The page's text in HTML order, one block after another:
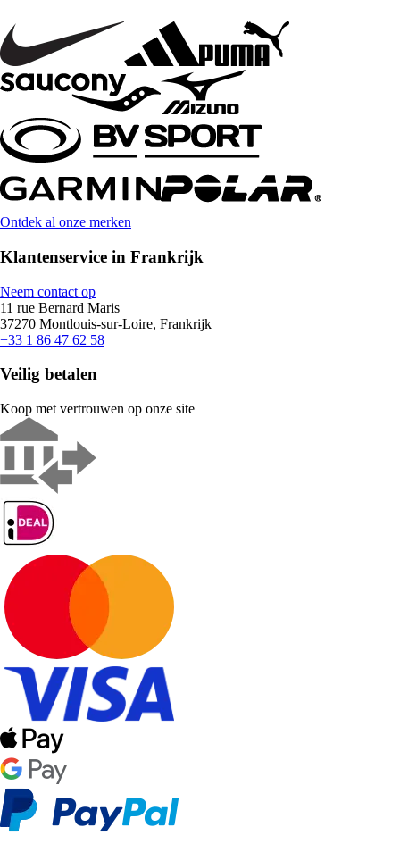
Ontdek al onze merken
Klantenservice in Frankrijk
Neem contact op
11 rue Bernard Maris
37270 Montlouis-sur-Loire, Frankrijk
+33 1 86 47 62 58
Veilig betalen
Koop met vertrouwen op onze site